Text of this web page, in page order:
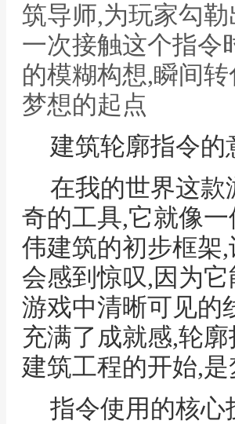
筑导师,为玩家勾
一次接触这个指令
的模糊构想,瞬间
梦想的起点
建筑轮廓指令的
在我的世界这款
奇的工具,它就像
伟建筑的初步框架
会感到惊叹,因为
游戏中清晰可见的
充满了成就感,轮
建筑工程的开始,
指令使用的核心